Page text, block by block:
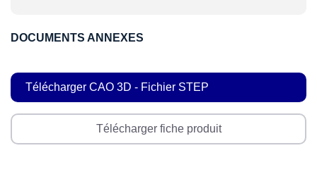
DOCUMENTS ANNEXES
Télécharger CAO 3D - Fichier STEP
Télécharger fiche produit